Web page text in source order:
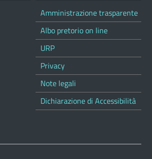
Amministrazione trasparente
Albo pretorio on line
URP
Privacy
Note legali
Dichiarazione di Accessibilità